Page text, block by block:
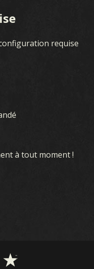
requise
à tout moment !